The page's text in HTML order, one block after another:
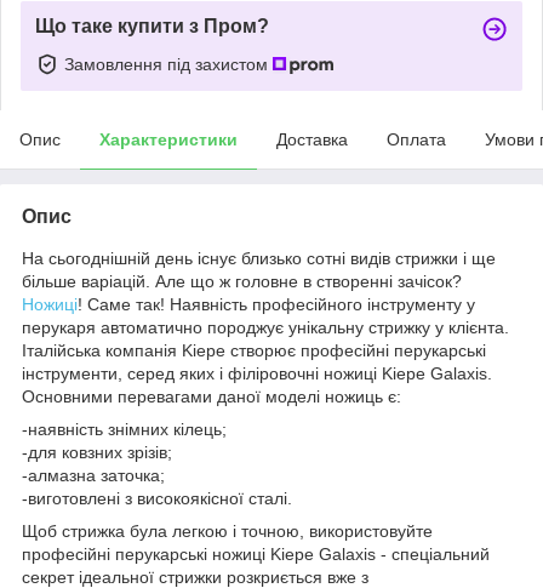
Що таке купити з Пром?
Замовлення під захистом
Опис Характеристики Доставка Оплата Умови
Опис
На сьогоднішній день існує близько сотні видів стрижки і ще
більше варіацій. Але що ж головне в створенні зачісок?
Ножиці! Саме так! Наявність професійного інструменту у
перукаря автоматично породжує унікальну стрижку у клієнта.
Італійська компанія Kiepe створює професійні перукарські
інструменти, серед яких і філіровочні ножиці Kiepe Galaxis.
Основними перевагами даної моделі ножиць є:
-наявність знімних кілець;
-для ковзних зрізів;
-алмазна заточка;
-виготовлені з високоякісної сталі.
Щоб стрижка була легкою і точною, використовуйте
професійні перукарські ножиці Kiepe Galaxis - спеціальний
секрет ідеальної стрижки розкриється вже з